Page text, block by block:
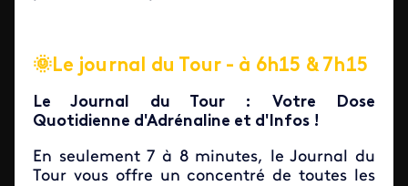
🌞Le journal du Tour - à 6h15 & 7h15
Le Journal du Tour : Votre Dose
Quotidienne d'Adrénaline et d'Infos !
En seulement 7 à 8 minutes, le Journal du
Tour vous offre un concentré de toutes les